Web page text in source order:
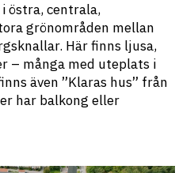
östra, centrala,
grönområden mellan
Här finns ljusa,
– många med uteplats i
även ”Klaras hus” från
har balkong eller